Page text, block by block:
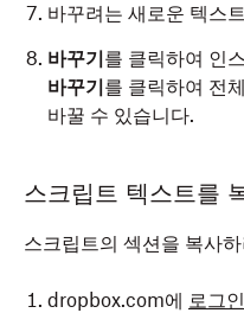
바꾸려는 새로운 텍스
바꾸기를 클릭하여 인
바꾸기를 클릭하여 전
바꿀 수 있습니다.
스크립트 텍스트를
스크립트의 섹션을 복사
dropbox.com에 로그인